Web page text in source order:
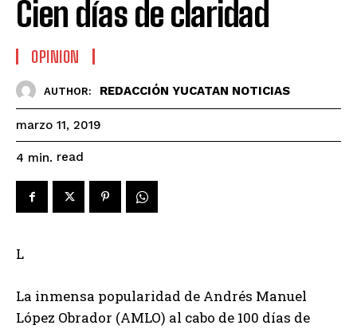
Cien días de claridad
OPINION
AUTHOR: REDACCIÓN YUCATAN NOTICIAS
marzo 11, 2019
4 min. read
L
La inmensa popularidad de Andrés Manuel
López Obrador (AMLO) al cabo de 100 días de